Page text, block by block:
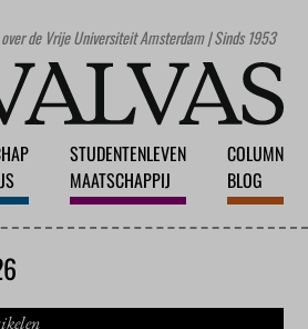
de Vrije Universiteit Amsterdam | Sinds 1953
STUDENTENLEVEN
MAATSCHAPPIJ
COLUMN
BLOG